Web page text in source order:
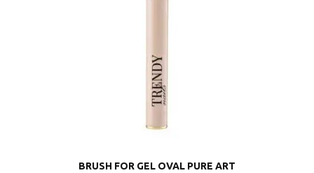
BRUSH FOR GEL OVAL PURE ART